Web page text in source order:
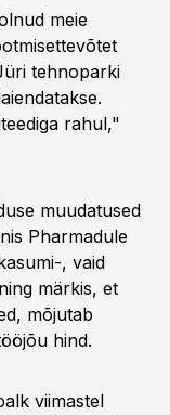
meie
tehnoparki
rahul,"
muudatused
Pharmadule
, vaid
märkis, et
mõjutab
hind.
viimastel